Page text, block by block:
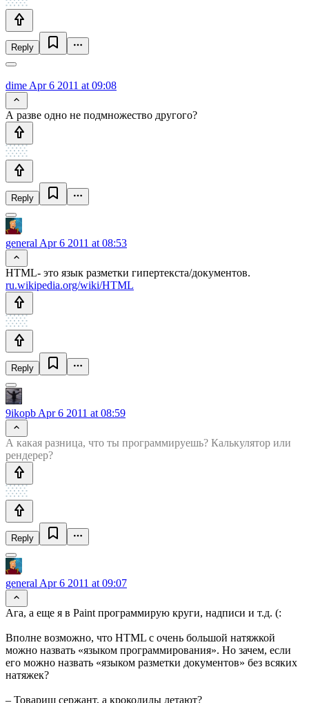
Reply
dime Apr 6 2011 at 09:08
А разве одно не подмножество другого?
Reply
general Apr 6 2011 at 08:53
HTML- это язык разметки гипертекста/документов.
ru.wikipedia.org/wiki/HTML
Reply
9ikopb Apr 6 2011 at 08:59
А какая разница, что ты программируешь? Калькулятор или
рендерер?
Reply
general Apr 6 2011 at 09:07
Ага, а еще я в Paint программирую круги, надписи и т.д. (:
Вполне возможно, что HTML с очень большой натяжкой
можно назвать «языком программирования». Но зачем, если
его можно назвать «языком разметки документов» без всяких
натяжек?
– Товарищ сержант, а крокодилы летают?